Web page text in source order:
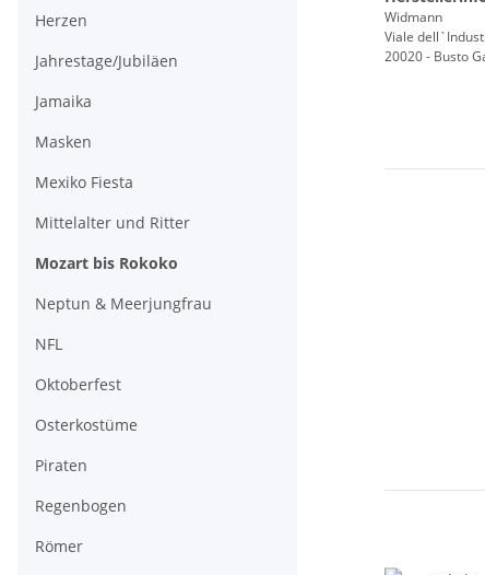
Widmann
Viale
20020 - Busto
Herzen
Jahrestage/Jubiläen
Jamaika
Masken
Mexiko Fiesta
Mittelalter und Ritter
Mozart bis Rokoko
Neptun & Meerjungfrau
NFL
Oktoberfest
Osterkostüme
Piraten
Regenbogen
Römer